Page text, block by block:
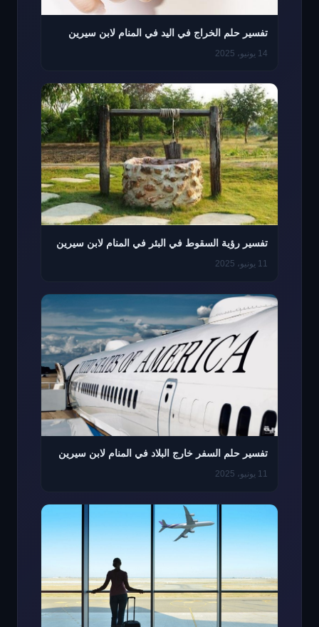
تفسير حلم الخراج في اليد في المنام لابن سيرين
14 يونيو، 2025
تفسير رؤية السقوط في البئر في المنام لابن سيرين
11 يونيو، 2025
تفسير حلم السفر خارج البلاد في المنام لابن سيرين
11 يونيو، 2025